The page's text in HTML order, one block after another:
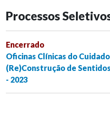
Processos
Encerrado
Oficinas Clínicas do
(Re)Construção de
- 2023